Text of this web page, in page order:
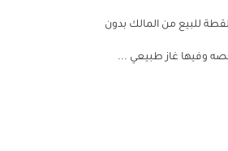
للبيع من المالك بدون
وفيها غاز طبيعي ...